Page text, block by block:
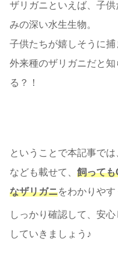
ザリガニといえば、子
みの深い水生生物。
子供たちが嬉しそうに
外来種のザリガニだと
る？！
ということで本記事では
なども載せて、 飼って
なザリガニをわかりやす
しっかり確認して、安
していきましょう♪